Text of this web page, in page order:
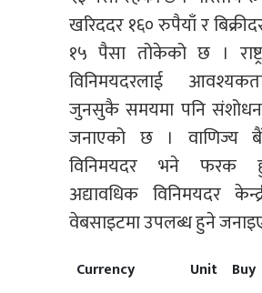
खरिददर १६० रुपैयाँ र
१५ पैसा तोकेको छ ।
विनिमयदरलाई
जुनसुकै समयमा पनि
जनाएको छ । वाणिज्य
विनिमयदर भने फरक
अद्यावधिक विनिमयदर
वेबसाइटमा उपलब्ध हुने
Currency Unit Buy